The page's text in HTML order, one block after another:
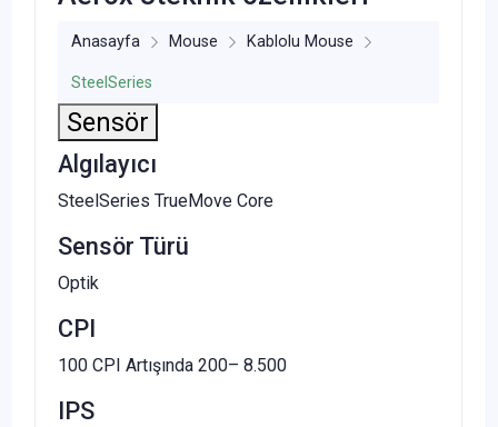
Anasayfa Mouse Kablolu Mouse
SteelSeries
Sensör
Algılayıcı
SteelSeries TrueMove Core
Sensör Türü
Optik
CPI
100 CPI Artışında 200– 8.500
IPS